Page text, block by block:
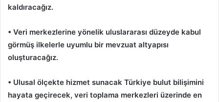
kaldıracağız.
• Veri merkezlerine yönelik uluslararası düzeyde kabul
görmüş ilkelerle uyumlu bir mevzuat altyapısı
oluşturacağız.
• Ulusal ölçekte hizmet sunacak Türkiye bulut bilişimini
hayata geçirecek, veri toplama merkezleri üzerinde en